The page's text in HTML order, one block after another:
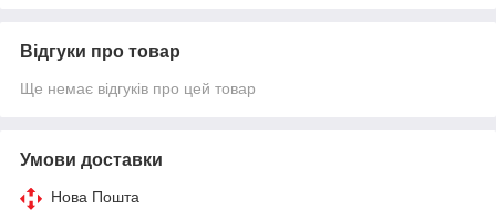
Відгуки про товар
Ще немає відгуків про цей товар
Умови доставки
Нова Пошта